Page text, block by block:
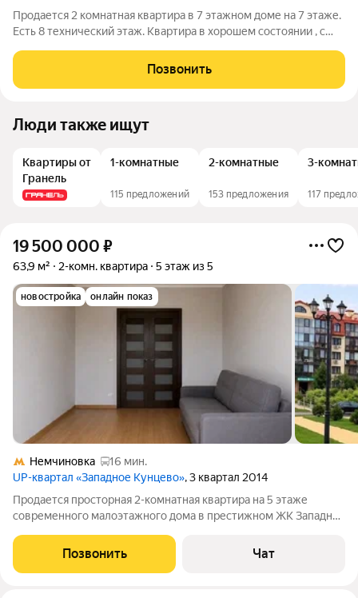
Продается 2 комнатная квартира в 7 этажном доме на 7 этаже.
Есть 8 технический этаж. Квартира в хорошем состоянии , с
собственник. Вся инфраструктура в шаговой доступности.
Хорошие дружные соседи.
Позвонить
Люди также ищут
Квартиры от
Гранель
1-комнатные
115 предложений
2-комнатные
153 предложения
3-
117
19 500 000 ₽
63,9 м² 2-комн. квартира 5 этаж из 5
новостройка онлайн показ
Немчиновка
16 мин.
UP-квартал «Западное Кунцево», 3 квартал 2014
Продается просторная 2-комнатная квартира на 5 этаже
современного малоэтажного дома в престижном ЖК Западное
выходом на утепленную лоджию с панорамным остеклением,
можно использовать как
Позвонить Чат